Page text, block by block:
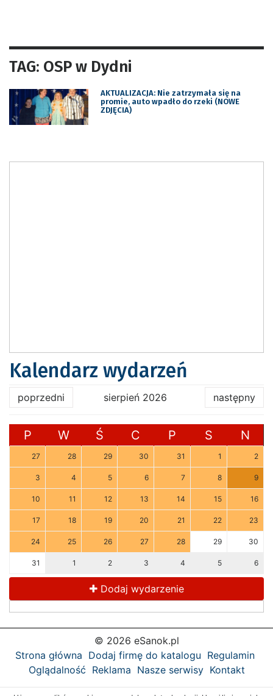
TAG: OSP w Dydni
AKTUALIZACJA: Nie zatrzymała się na
promie, auto wpadło do rzeki (NOWE
ZDJĘCIA)
Kalendarz wydarzeń
poprzedni sierpień 2026 następny
P W Ś C P S N
27 28 29 30 31 1 2
3 4 5 6 7 8 9
10 11 12 13 14 15 16
17 18 19 20 21 22 23
24 25 26 27 28 29 30
31 1 2 3 4 5 6
Dodaj wydarzenie
© 2026 eSanok.pl
Strona główna Dodaj firmę do katalogu Regulamin
Oglądalność Reklama Nasze serwisy Kontakt